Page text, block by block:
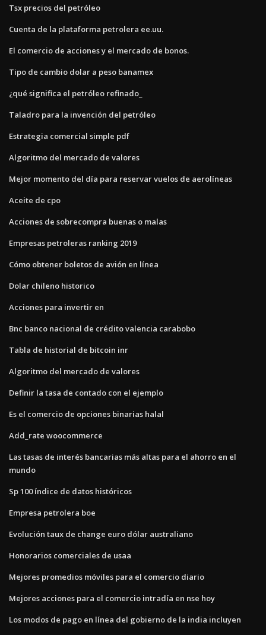
Tsx precios del petróleo
Cuenta de la plataforma petrolera ee.uu.
El comercio de acciones y el mercado de bonos.
Tipo de cambio dolar a peso banamex
¿qué significa el petróleo refinado_
Taladro para la invención del petróleo
Estrategia comercial simple pdf
Algoritmo del mercado de valores
Mejor momento del día para reservar vuelos de aerolíneas
Aceite de cpo
Acciones de sobrecompra buenas o malas
Empresas petroleras ranking 2019
Cómo obtener boletos de avión en línea
Dolar chileno historico
Acciones para invertir en
Bnc banco nacional de crédito valencia carabobo
Tabla de historial de bitcoin inr
Algoritmo del mercado de valores
Definir la tasa de contado con el ejemplo
Es el comercio de opciones binarias halal
Add_rate woocommerce
Las tasas de interés bancarias más altas para el ahorro en el
mundo
Sp 100 índice de datos históricos
Empresa petrolera boe
Evolución taux de change euro dólar australiano
Honorarios comerciales de usaa
Mejores promedios móviles para el comercio diario
Mejores acciones para el comercio intradía en nse hoy
Los modos de pago en línea del gobierno de la india incluyen